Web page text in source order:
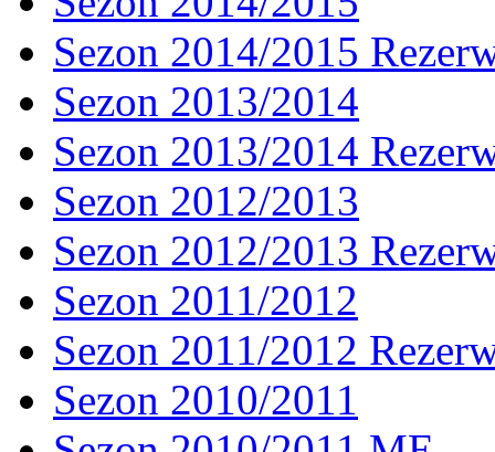
Sezon 2014/2015
Sezon 2013/2014
Sezon 2013/2014
Sezon 2012/2013
Sezon 2012/2013
Sezon 2011/2012
Sezon 2011/2012
Sezon 2010/2011